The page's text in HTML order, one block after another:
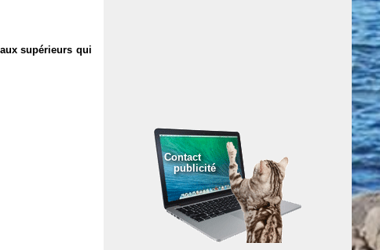
supérieurs qui
Contact
publicité